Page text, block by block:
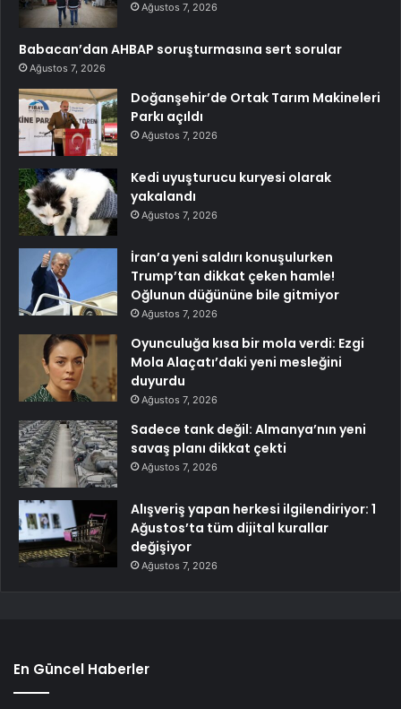
Ağustos 7, 2026
Babacan’dan AHBAP soruşturmasına sert sorular
Ağustos 7, 2026
Doğanşehir’de Ortak Tarım Makineleri
Parkı açıldı
Ağustos 7, 2026
Kedi uyuşturucu kuryesi olarak
yakalandı
Ağustos 7, 2026
İran’a yeni saldırı konuşulurken
Trump’tan dikkat çeken hamle!
Oğlunun düğününe bile gitmiyor
Ağustos 7, 2026
Oyunculuğa kısa bir mola verdi: Ezgi
Mola Alaçatı’daki yeni mesleğini
duyurdu
Ağustos 7, 2026
Sadece tank değil: Almanya’nın yeni
savaş planı dikkat çekti
Ağustos 7, 2026
Alışveriş yapan herkesi ilgilendiriyor: 1
Ağustos’ta tüm dijital kurallar
değişiyor
Ağustos 7, 2026
En Güncel Haberler